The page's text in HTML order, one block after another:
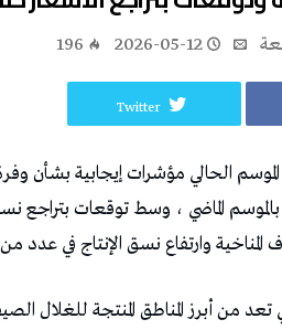
2026-05-12
196
Twitter
الحالي مؤشرات إيجابية بشأن
مقارنة بالموسم الماضي ، وسط توقعات
وارتفاع نسق الإنتاج في عدد من
تعد من أبرز المناطق المنتجة للغلال